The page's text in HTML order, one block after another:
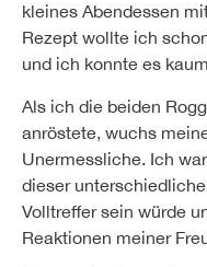
kleines Abendessen
Rezept wollte ich
und ich konnte es
Als ich die beiden
anröstete, wuchs
Unermessliche. Ich
dieser
Volltreffer sein würde
Reaktionen meiner